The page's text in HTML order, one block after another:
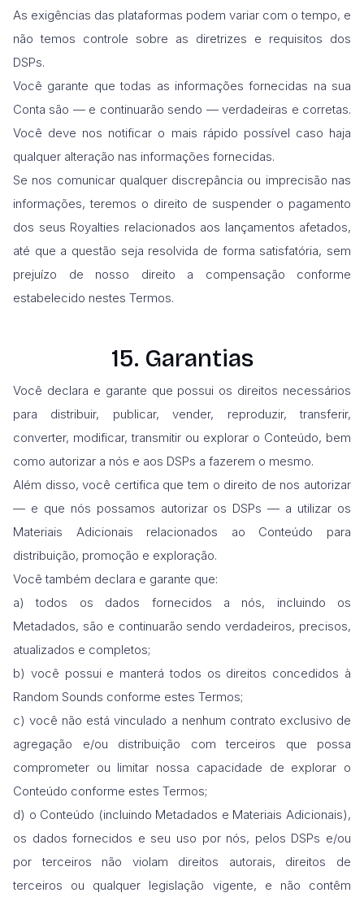
As exigências das plataformas podem variar com o tempo, e
não temos controle sobre as diretrizes e requisitos dos
DSPs.
Você garante que todas as informações fornecidas na sua
Conta são — e continuarão sendo — verdadeiras e corretas.
Você deve nos notificar o mais rápido possível caso haja
qualquer alteração nas informações fornecidas.
Se nos comunicar qualquer discrepância ou imprecisão nas
informações, teremos o direito de suspender o pagamento
dos seus Royalties relacionados aos lançamentos afetados,
até que a questão seja resolvida de forma satisfatória, sem
prejuízo de nosso direito a compensação conforme
estabelecido nestes Termos.
15. Garantias
Você declara e garante que possui os direitos necessários
para distribuir, publicar, vender, reproduzir, transferir,
converter, modificar, transmitir ou explorar o Conteúdo, bem
como autorizar a nós e aos DSPs a fazerem o mesmo.
Além disso, você certifica que tem o direito de nos autorizar
— e que nós possamos autorizar os DSPs — a utilizar os
Materiais Adicionais relacionados ao Conteúdo para
distribuição, promoção e exploração.
Você também declara e garante que:
a) todos os dados fornecidos a nós, incluindo os
Metadados, são e continuarão sendo verdadeiros, precisos,
atualizados e completos;
b) você possui e manterá todos os direitos concedidos à
Random Sounds conforme estes Termos;
c) você não está vinculado a nenhum contrato exclusivo de
agregação e/ou distribuição com terceiros que possa
comprometer ou limitar nossa capacidade de explorar o
Conteúdo conforme estes Termos;
d) o Conteúdo (incluindo Metadados e Materiais Adicionais),
os dados fornecidos e seu uso por nós, pelos DSPs e/ou
por terceiros não violam direitos autorais, direitos de
terceiros ou qualquer legislação vigente, e não contêm